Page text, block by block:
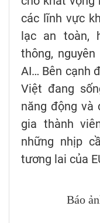
các lĩnh vực
lạc an toàn,
thông,
AI… Bên cạnh
Việt đang
năng động và
gia thành
những nhịp
tương lai của
Báo